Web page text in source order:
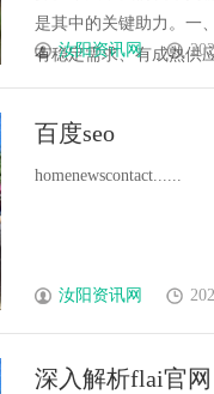
是其中的关键助力。一
有稳定需求、有成熟供
汝阳资讯网
百度seo
homenewscontact......
汝阳资讯网
深入解析flai官